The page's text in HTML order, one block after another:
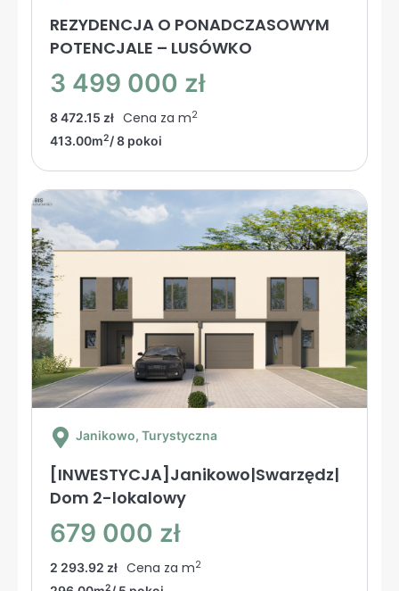
REZYDENCJA O PONADCZASOWYM
POTENCJALE – LUSÓWKO
3 499 000 zł
8 472.15 zł Cena za m2
413.00m2/ 8 pokoi
Janikowo, Turystyczna
[INWESTYCJA]Janikowo|Swarzędz|
Dom 2-lokalowy
679 000 zł
2 293.92 zł Cena za m2
2